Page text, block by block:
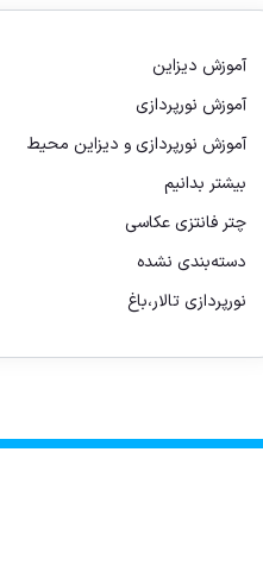
آموزش دیزاین
آموزش نورپردازی
آموزش نورپردازی و دیزاین محیط
بیشتر بدانیم
چتر فانتزی عکاسی
دسته‌بندی نشده
نورپردازی تالار،باغ